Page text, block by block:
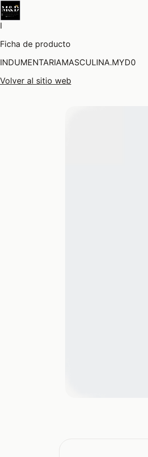
I
Ficha de producto
INDUMENTARIAMASCULINA.MYD0
Volver al sitio web